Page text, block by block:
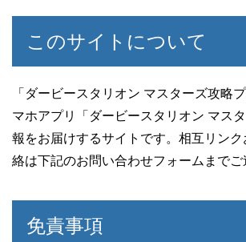
このサイトについて
「ダービースタリオン マスターズ攻略
マホアプリ「ダービースタリオン マス
報をお届けするサイトです。相互リン
絡は下記のお問い合わせフォームまで
免責事項